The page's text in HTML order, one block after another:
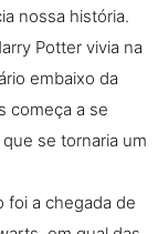
nossa história.
Potter vivia na
embaixo da
começa a se
se tornaria um
foi a chegada de